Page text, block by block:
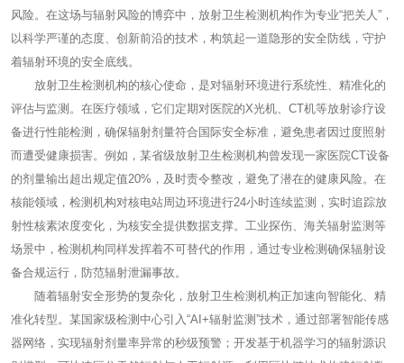
风险。在这场与辐射风险的博弈中，放射卫生检测机构作为专业“把关人”，
以科学严谨的态度、创新前沿的技术，构筑起一道隐形的安全防线，守护
着辐射环境的安全底线。
放射卫生检测机构的核心使命，是对辐射环境进行系统性、精准化的
评估与监测。在医疗领域，它们定期对医院的X光机、CT机等放射诊疗设
备进行性能检测，确保辐射剂量符合国际安全标准，避免患者因过度照射
而遭受健康损害。例如，某省级放射卫生检测机构曾发现一家医院CT设备
的剂量输出超出规定值20%，及时责令整改，避免了潜在的健康风险。在
核能领域，检测机构对核电站周边环境进行24小时连续监测，实时追踪放
射性核素浓度变化，为核安全提供数据支撑。工业探伤、海关辐射监测等
场景中，检测机构同样发挥着不可替代的作用，通过专业检测确保辐射设
备合规运行，防范辐射泄漏事故。
随着辐射安全形势的复杂化，放射卫生检测机构正加速向智能化、精
准化转型。某国家级检测中心引入“AI+辐射监测”技术，通过部署智能传感
器网络，实现辐射剂量率异常的秒级预警；开发基于机器学习的辐射源识